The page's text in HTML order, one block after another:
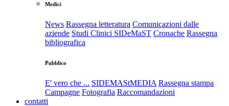
Medici
News Rassegna letteratura Comunicazioni dalle
aziende Studi Clinici SIDeMaST Cronache Rassegna
bibliografica
Pubblico
E' vero che ... SIDEMAStMEDIA Rassegna stampa
Campagne Fotografia Raccomandazioni
contatti